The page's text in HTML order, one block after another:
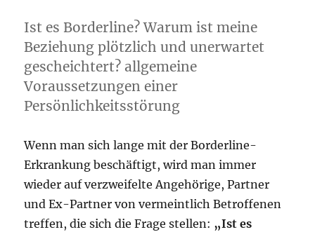
Ist es Borderline? Warum ist meine
Beziehung plötzlich und unerwartet
gescheichtert? allgemeine
Voraussetzungen einer
Persönlichkeitsstörung
Wenn man sich lange mit der Borderline-
Erkrankung beschäftigt, wird man immer
wieder auf verzweifelte Angehörige, Partner
und Ex-Partner von vermeintlich Betroffenen
treffen, die sich die Frage stellen: „Ist es